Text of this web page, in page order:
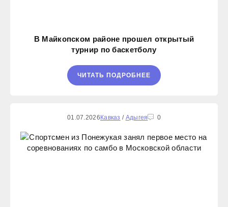
В Майкопском районе прошел открытый
турнир по баскетболу
ЧИТАТЬ ПОДРОБНЕЕ
01.07.2026Кавказ / Адыгея 0